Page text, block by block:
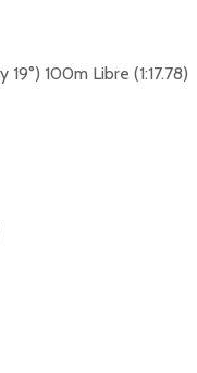
19°) 100m Libre (1:17.78)